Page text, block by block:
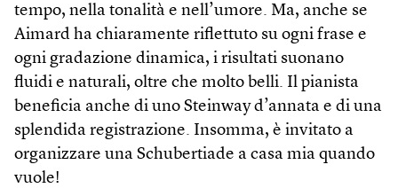
tempo, nella tonalità e nell’umore. Ma, anche se
Aimard ha chiaramente riflettuto su ogni frase e
ogni gradazione dinamica, i risultati suonano
fluidi e naturali, oltre che molto belli. Il pianista
beneficia anche di uno Steinway d’annata e di una
splendida registrazione. Insomma, è invitato a
organizzare una Schubertiade a casa mia quando
vuole!